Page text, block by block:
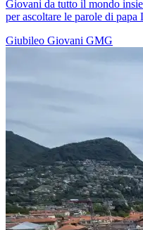
Giovani da tutto il mondo
per ascoltare le parole di
Giubileo Giovani GMG